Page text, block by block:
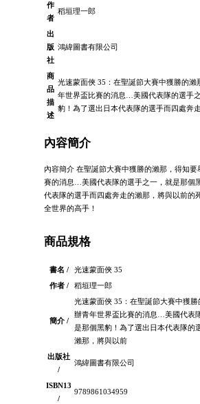
作
者
稻垣理一郎
出
版
社
鴻緯圖書有限公司
商
品
描
述
光速蒙面俠 35：在聖誕節大賽中獲勝的瀨
年世界盃比賽的消息…美國代表隊的選手
豹！為了選出日本代表隊的選手而四處奔
內容簡介
內容簡介 在聖誕節大賽中獲勝的瀨那，得知要
賽的消息…美國代表隊的選手之一，就是那個
代表隊的選手而四處奔走的瀨那，將與以前的
全世界的高手！
商品規格
書名 /
光速蒙面俠 35
作者 /
稻垣理一郎
簡介 /
光速蒙面俠 35：在聖誕節大賽中獲
辦青年世界盃比賽的消息…美國代表
是那個黑豹！為了選出日本代表隊的
瀨那，將與以前
出版社
/
鴻緯圖書有限公司
ISBN13
/
9789861034959